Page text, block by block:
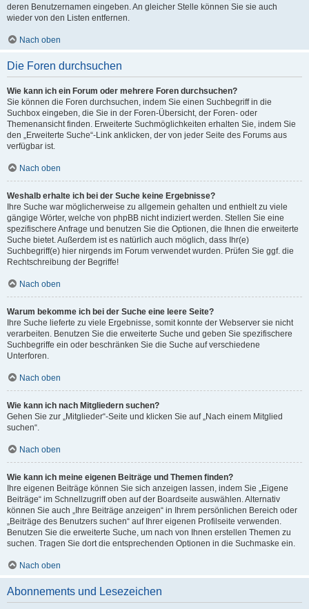
deren Benutzernamen eingeben. An gleicher Stelle können Sie sie auch
wieder von den Listen entfernen.
Nach oben
Die Foren durchsuchen
Wie kann ich ein Forum oder mehrere Foren durchsuchen?
Sie können die Foren durchsuchen, indem Sie einen Suchbegriff in die
Suchbox eingeben, die Sie in der Foren-Übersicht, der Foren- oder
Themenansicht finden. Erweiterte Suchmöglichkeiten erhalten Sie, indem Sie
den „Erweiterte Suche“-Link anklicken, der von jeder Seite des Forums aus
verfügbar ist.
Nach oben
Weshalb erhalte ich bei der Suche keine Ergebnisse?
Ihre Suche war möglicherweise zu allgemein gehalten und enthielt zu viele
gängige Wörter, welche von phpBB nicht indiziert werden. Stellen Sie eine
spezifischere Anfrage und benutzen Sie die Optionen, die Ihnen die erweiterte
Suche bietet. Außerdem ist es natürlich auch möglich, dass Ihr(e)
Suchbegriff(e) hier nirgends im Forum verwendet wurden. Prüfen Sie ggf. die
Rechtschreibung der Begriffe!
Nach oben
Warum bekomme ich bei der Suche eine leere Seite?
Ihre Suche lieferte zu viele Ergebnisse, somit konnte der Webserver sie nicht
verarbeiten. Benutzen Sie die erweiterte Suche und geben Sie spezifischere
Suchbegriffe ein oder beschränken Sie die Suche auf verschiedene
Unterforen.
Nach oben
Wie kann ich nach Mitgliedern suchen?
Gehen Sie zur „Mitglieder“-Seite und klicken Sie auf „Nach einem Mitglied
suchen“.
Nach oben
Wie kann ich meine eigenen Beiträge und Themen finden?
Ihre eigenen Beiträge können Sie sich anzeigen lassen, indem Sie „Eigene
Beiträge“ im Schnellzugriff oben auf der Boardseite auswählen. Alternativ
können Sie auch „Ihre Beiträge anzeigen“ in Ihrem persönlichen Bereich oder
„Beiträge des Benutzers suchen“ auf Ihrer eigenen Profilseite verwenden.
Benutzen Sie die erweiterte Suche, um nach von Ihnen erstellen Themen zu
suchen. Tragen Sie dort die entsprechenden Optionen in die Suchmaske ein.
Nach oben
Abonnements und Lesezeichen